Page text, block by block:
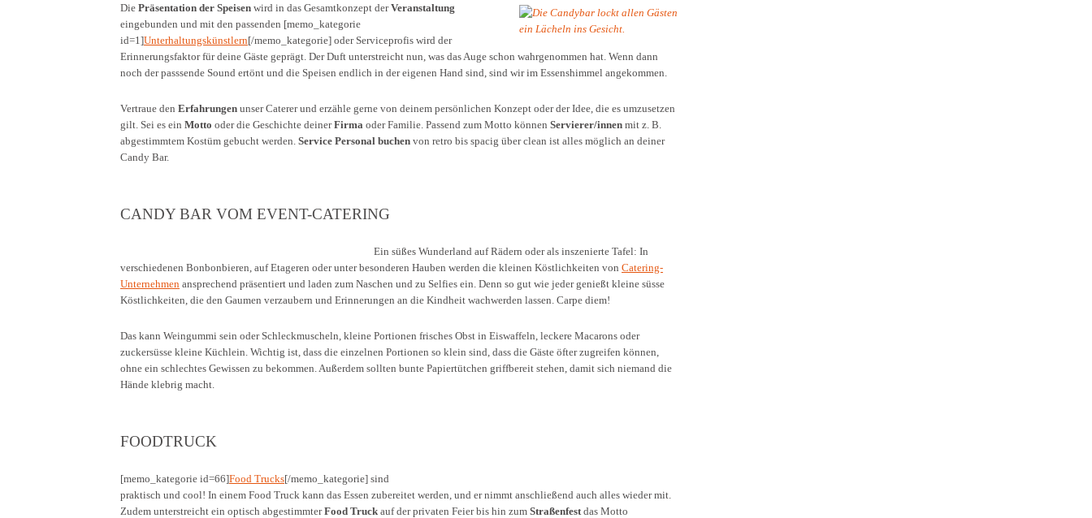
Die Präsentation der Speisen wird in das Gesamtkonzept derVeranstaltung
eingebunden und mit den passenden [memo_kategorie
id=1]Unterhaltungskünstlern[/memo_kategorie] oder Serviceprofis wird der
Erinnerungsfaktor für deine Gäste geprägt. Der Duft unterstreicht nun, was das Auge schon wahrgenommen hat. Wenn dann
noch der passsende Sound ertönt und die Speisen endlich in der eigenen Hand sind, sind wir im Essenshimmel angekommen.
Vertraue den Erfahrungen unser Caterer und erzähle gerne von deinem persönlichen Konzept oder der Idee, die es umzusetzen
gilt. Sei es ein Motto oder die Geschichte deinerFirma oder Familie. Passend zum Motto können Servierer/innen mit z. B.
abgestimmtem Kostüm gebucht werden. Service Personal buchen von retro bis spacig über clean ist alles möglich an deiner
Candy Bar.
CANDY BAR VOM EVENT-CATERING
Ein süßes Wunderland auf Rädern oder als inszenierte Tafel: In
verschiedenen Bonbonbieren, auf Etageren oder unter besonderen Hauben werden die kleinen Köstlichkeiten von Catering-
Unternehmen ansprechend präsentiert und laden zum Naschen und zu Selfies ein. Denn so gut wie jeder genießt kleine süsse
Köstlichkeiten, die den Gaumen verzaubern und Erinnerungen an die Kindheit wachwerden lassen. Carpe diem!
Das kann Weingummi sein oder Schleckmuscheln, kleine Portionen frisches Obst in Eiswaffeln, leckere Macarons oder
zuckersüsse kleine Küchlein. Wichtig ist, dass die einzelnen Portionen so klein sind, dass die Gäste öfter zugreifen können,
ohne ein schlechtes Gewissen zu bekommen. Außerdem sollten bunte Papiertütchen griffbereit stehen, damit sich niemand die
Hände klebrig macht.
FOODTRUCK
[memo_kategorie id=66]Food Trucks[/memo_kategorie] sind
praktisch und cool! In einem Food Truck kann das Essen zubereitet werden, und er nimmt anschließend auch alles wieder mit.
Zudem unterstreicht ein optisch abgestimmterFood Truck auf der privaten Feier bis hin zum Straßenfest das Motto